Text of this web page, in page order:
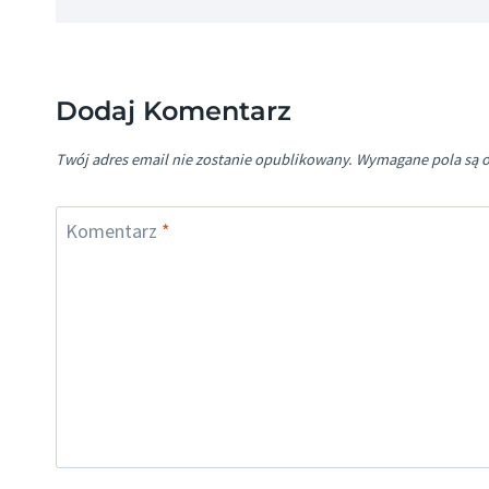
Dodaj Komentarz
Twój adres email nie zostanie opublikowany. Wymagane pola są
Komentarz *